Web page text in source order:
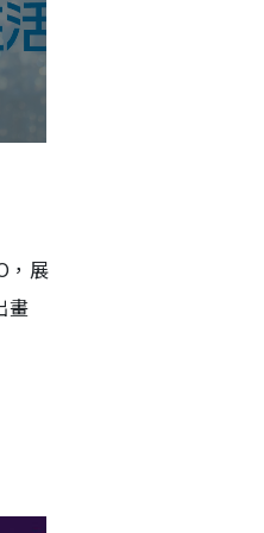
，展
畫